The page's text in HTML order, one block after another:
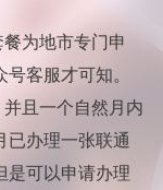
为地市专门申
客服才可知。
且一个自然月内
已办理一张联通
是可以申请办理